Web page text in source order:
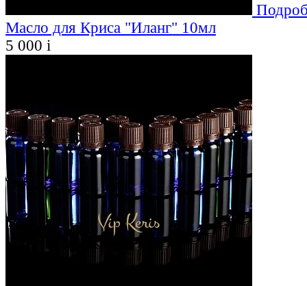
Масло для Криса "Иланг" 10мл
5 000 i